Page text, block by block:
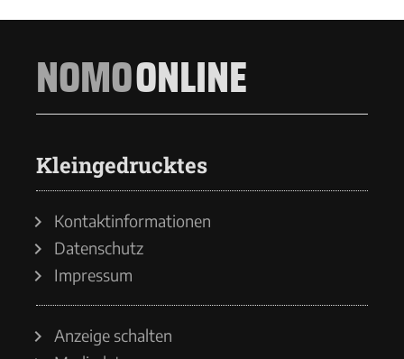
NOMOONLINE
Kleingedrucktes
Kontaktinformationen
Datenschutz
Impressum
Anzeige schalten